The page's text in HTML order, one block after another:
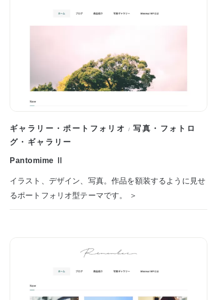
ギャラリー・ポートフォリオ /写真・フォトロ
グ・ギャラリー
Pantomime Ⅱ
イラスト、デザイン、写真。作品を額装するように見せ
るポートフォリオ型テーマです。 ＞